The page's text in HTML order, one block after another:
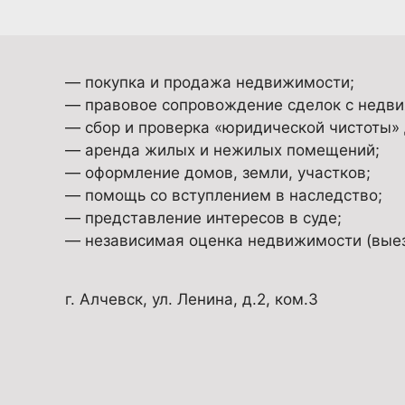
— покупка и продажа недвижимости;
— правовое сопровождение сделок с
— сбор и проверка «юридической
— аренда жилых и нежилых помещений;
— оформление домов, земли, участков;
— помощь со вступлением в наследство;
— представление интересов в суде;
— независимая оценка недвижимости
г. Алчевск, ул. Ленина, д.2, ком.3